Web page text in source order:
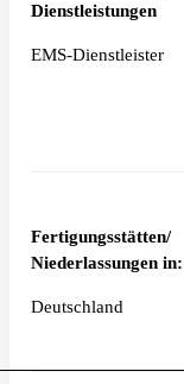
Dienstleistungen
EMS-Dienstleister
Fertigungsstätten/
Niederlassungen in:
Deutschland